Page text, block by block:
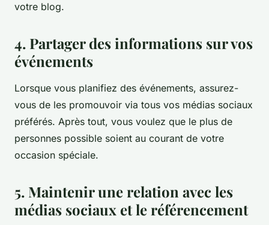
votre blog.
4. Partager des informations sur vos
événements
Lorsque vous planifiez des événements, assurez-
vous de les promouvoir via tous vos médias sociaux
préférés. Après tout, vous voulez que le plus de
personnes possible soient au courant de votre
occasion spéciale.
5. Maintenir une relation avec les
médias sociaux et le référencement